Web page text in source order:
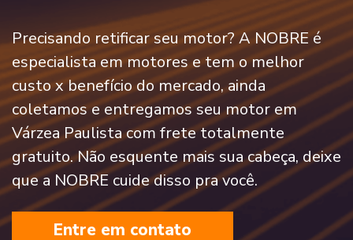
Precisando retificar seu motor? A NOBRE é
especialista em motores e tem o melhor
custo x benefício do mercado, ainda
coletamos e entregamos seu motor em
Várzea Paulista com frete totalmente
gratuito. Não esquente mais sua cabeça, deixe
que a NOBRE cuide disso pra você.
Entre em contato